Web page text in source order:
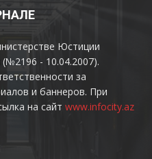
Юстиции
- 10.04.2007).
за
и баннеров. При
на сайт www.infocity.az